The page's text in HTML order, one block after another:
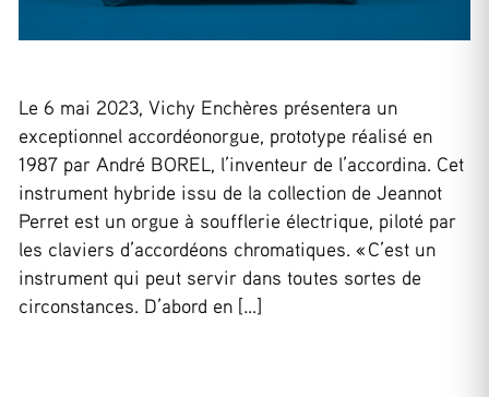
Le 6 mai 2023, Vichy Enchères présentera un
exceptionnel accordéonorgue, prototype réalisé en
1987 par André BOREL, l’inventeur de l’accordina. Cet
instrument hybride issu de la collection de Jeannot
Perret est un orgue à soufflerie électrique, piloté par
les claviers d’accordéons chromatiques. « C’est un
instrument qui peut servir dans toutes sortes de
circonstances. D’abord en […]